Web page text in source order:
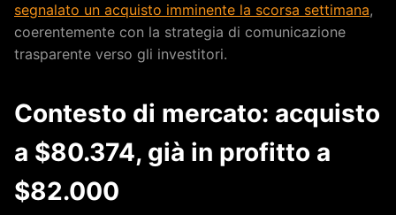
segnalato un acquisto imminente la scorsa settimana,
coerentemente con la strategia di comunicazione
trasparente verso gli investitori.
Contesto di mercato: acquisto
a $80.374, già in profitto a
$82.000